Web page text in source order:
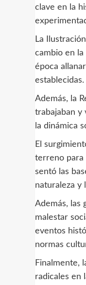
clave en la
La
cambio en
época
establecidas.
Además, la
trabajaban y
la dinámica
El
terreno para
sentó las
naturaleza y
Además, las
malestar
eventos
normas
Finalmente,
radicales en